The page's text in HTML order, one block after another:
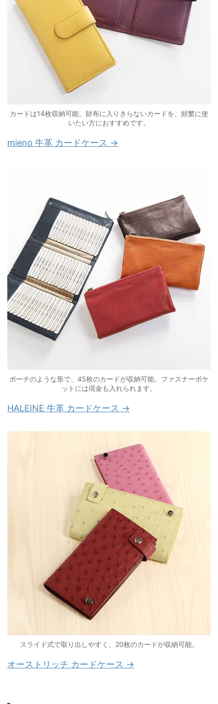
カードは14枚収納可能。財布に入りきらないカードを、頻繁に使
いたい方におすすめです。
mieno 牛革 カードケース →
ポーチのような形で、45枚のカードが収納可能。ファスナーポケ
ットには現金も入れられます。
HALEINE 牛革 カードケース →
スライド式で取り出しやすく、20枚のカードが収納可能。
オーストリッチ カードケース →